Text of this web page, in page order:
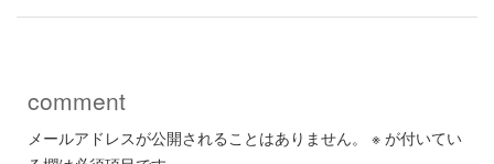
comment
メールアドレスが公開されることはありません。 ※ が付いてい